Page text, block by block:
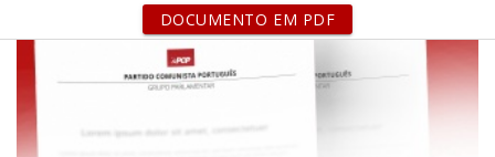
DOCUMENTO EM PDF